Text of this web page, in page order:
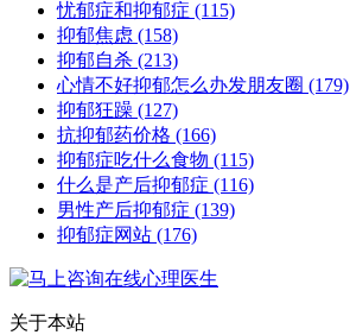
忧郁症和抑郁症 (115)
抑郁焦虑 (158)
抑郁自杀 (213)
心情不好抑郁怎么办发朋友圈 (179)
抑郁狂躁 (127)
抗抑郁药价格 (166)
抑郁症吃什么食物 (115)
什么是产后抑郁症 (116)
男性产后抑郁症 (139)
抑郁症网站 (176)
关于本站